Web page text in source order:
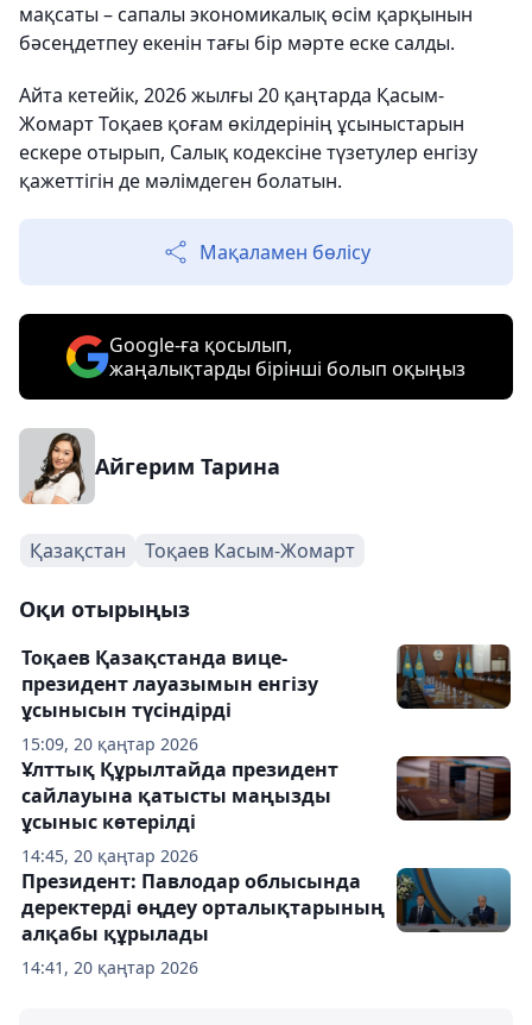
мақсаты – сапалы экономикалық өсім қарқынын
бәсеңдетпеу екенін тағы бір мәрте еске салды.
Айта кетейік, 2026 жылғы 20 қаңтарда Қасым-
Жомарт Тоқаев қоғам өкілдерінің ұсыныстарын
ескере отырып, Салық кодексіне түзетулер енгізу
қажеттігін де мәлімдеген болатын.
Мақаламен бөлісу
Google-ға қосылып,
жаңалықтарды бірінші болып оқыңыз
Айгерим Тарина
Қазақстан Тоқаев Касым-Жомарт
Оқи отырыңыз
15:09, 20 қаңтар 2026
Тоқаев Қазақстанда вице-
президент лауазымын енгізу
ұсынысын түсіндірді
14:45, 20 қаңтар 2026
Ұлттық Құрылтайда президент
сайлауына қатысты маңызды
ұсыныс көтерілді
14:41, 20 қаңтар 2026
Президент: Павлодар облысында
деректерді өңдеу орталықтарының
алқабы құрылады